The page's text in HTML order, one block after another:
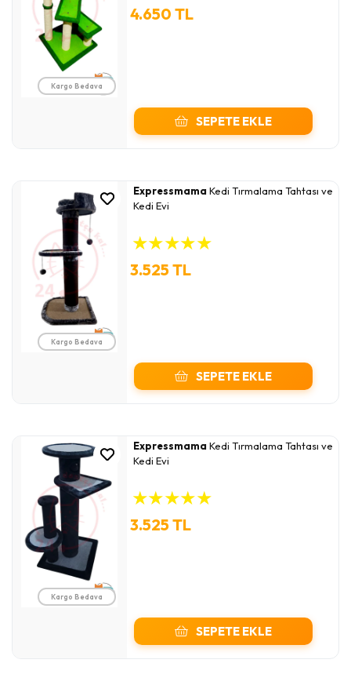
Kargo Bedava
4.650 TL
SEPETE EKLE
Kargo Bedava
Expressmama Kedi Tırmalama Tahtası ve
Kedi Evi
★★★★★
3.525 TL
SEPETE EKLE
Kargo Bedava
Expressmama Kedi Tırmalama Tahtası ve
Kedi Evi
★★★★★
3.525 TL
SEPETE EKLE